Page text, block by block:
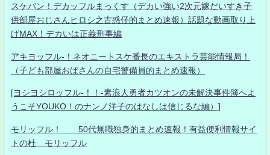
スケバン！デカッフルまっくす（デカい強い2次元嫁だいすき子
供部屋おじさんヒロシ之古惑仔的まとめ速報）話題な動画取り上
げMAX！デカいは正義刑事編
アキヨッフル-！ネオニートスケ番長のエキストラ芸能情報局！
（子ども部屋おばさんの自宅警備員的まとめ速報）
[ヨシヨシロッフル-！！-素浪人勇者カツオンの未解決事件簿へよ
うこそYOUKO！のナンノ洋子のはなしは信じるな編）]
モリッフル！ 50代無職独身的まとめ速報！有益便利情報サイ
トの杜 モリッフル